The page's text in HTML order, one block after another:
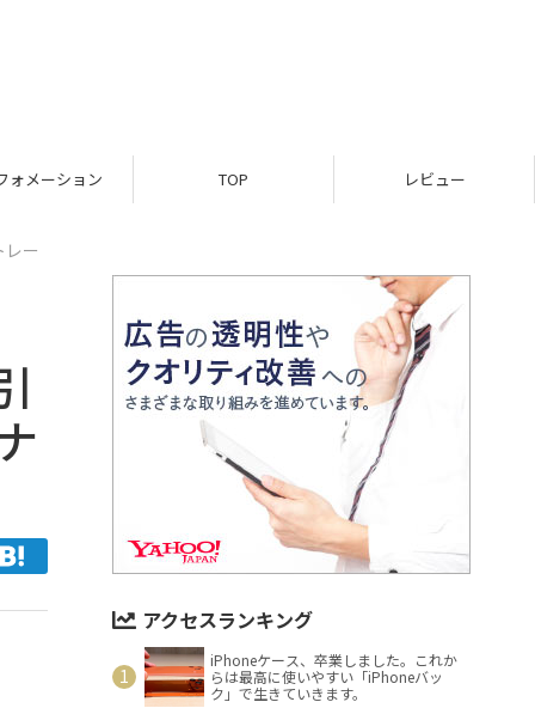
ォメーション TOP レビュー
ー
アクセスランキング
iPhoneケース、卒業しました。これか
らは最高に使いやすい「iPhoneバッ
ク」で生きていきます。